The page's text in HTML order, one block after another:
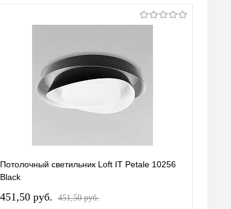
Потолочный светильник Loft IT Petale 10256
Black
451,50 pуб. 451,50 pуб.